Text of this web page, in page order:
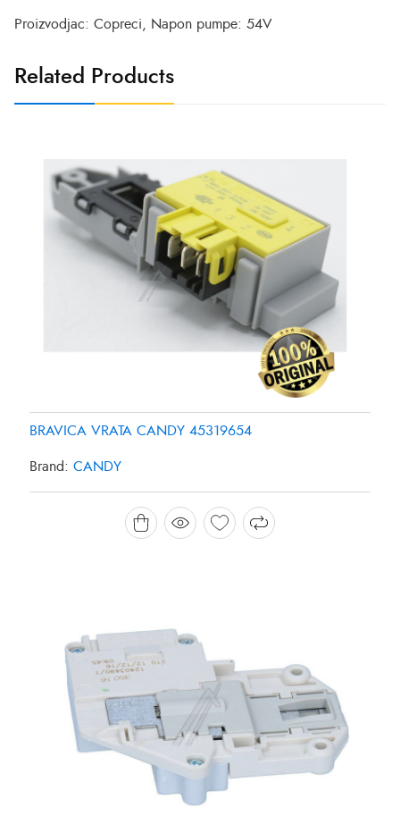
Proizvodjac: Copreci, Napon pumpe: 54V
Related Products
BRAVICA VRATA CANDY 45319654
Brand: CANDY